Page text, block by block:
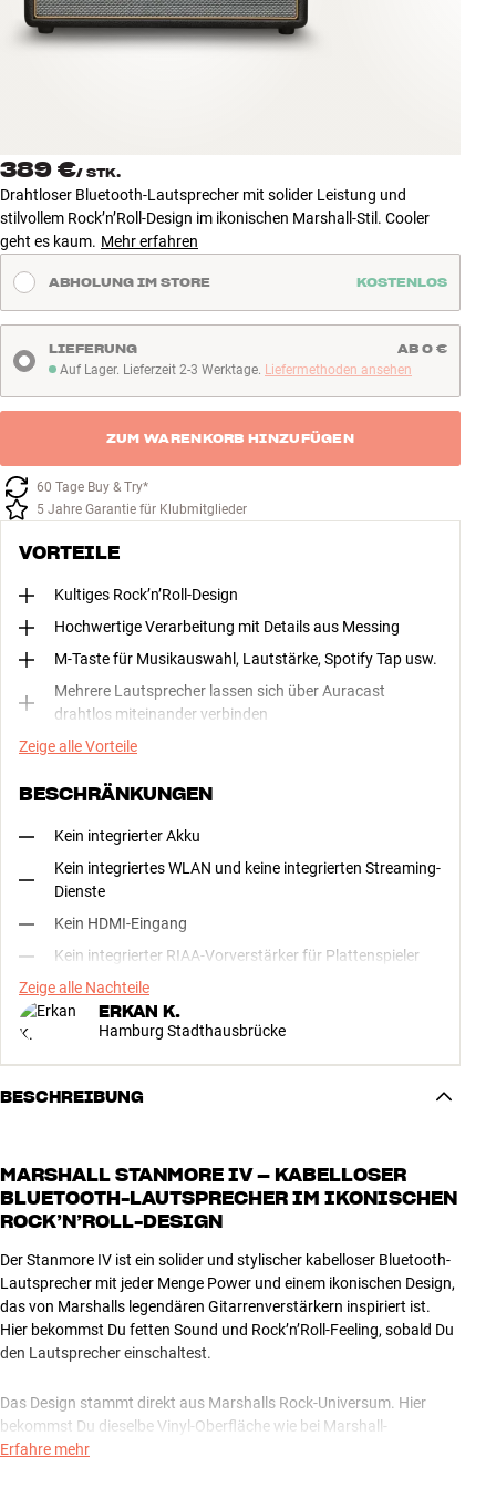
Zubehör
NEUHEITEN
ANGEBOTE
Kundendienst
Anmelden
Kundendienst
Bauen mit Klang
389 €/ STK.
Drahtloser Bluetooth-Lautsprecher mit solider Leistung und
stilvollem Rock’n’Roll-Design im ikonischen Marshall-Stil. Cooler
geht es kaum. Mehr erfahren
ABHOLUNG IM STORE KOSTENLOS
Auf Lager. Lieferzeit 2-3 Werktage
Auf Lager. Lieferzeit 2-3 Werktage. Liefermethoden ansehen
LIEFERUNG AB 0 €
ZUM WARENKORB HINZUFÜGEN
60 Tage Buy & Try*
5 Jahre Garantie für Klubmitglieder
VORTEILE
Kultiges Rock’n’Roll-Design
Hochwertige Verarbeitung mit Details aus Messing
M-Taste für Musikauswahl, Lautstärke, Spotify Tap usw.
Mehrere Lautsprecher lassen sich über Auracast
drahtlos miteinander verbinden
Zeige alle Vorteile
BESCHRÄNKUNGEN
Kein integrierter Akku
Kein integriertes WLAN und keine integrierten Streaming-
Dienste
Kein HDMI-Eingang
Kein integrierter RIAA-Vorverstärker für Plattenspieler
Zeige alle Nachteile
ERKAN K.
Hamburg Stadthausbrücke
BESCHREIBUNG
MARSHALL STANMORE IV – KABELLOSER
BLUETOOTH-LAUTSPRECHER IM IKONISCHEN
ROCK’N’ROLL-DESIGN
Der Stanmore IV ist ein solider und stylischer kabelloser Bluetooth-
Lautsprecher mit jeder Menge Power und einem ikonischen Design,
das von Marshalls legendären Gitarrenverstärkern inspiriert ist.
Hier bekommst Du fetten Sound und Rock’n’Roll-Feeling, sobald Du
den Lautsprecher einschaltest.
Das Design stammt direkt aus Marshalls Rock-Universum. Hier
bekommst Du dieselbe Vinyl-Oberfläche wie bei Marshall-
Gitarrenverstärkern, allerdings aus 70 % recyceltem Kunststoff und
Erfahre mehr